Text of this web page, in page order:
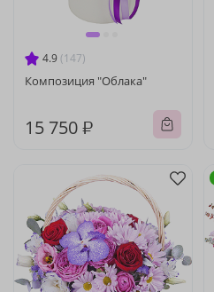
4.9 (147)
Композиция "Облака"
15 750 ₽